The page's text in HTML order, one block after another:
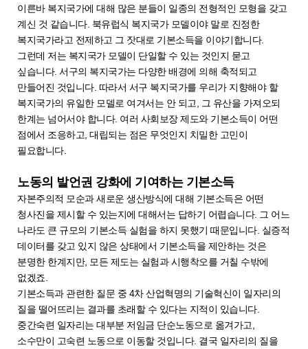
이른바 복지국가에 대해 많은 분들이 일종의 전형적인 모형을 갖고
계신 것 같습니다. 북유럽식 복지국가 모델이야 말로 진정한
복지국가라고 전제하고 그 잣대로 기본소득을 이야기합니다.
그런데 저는 복지국가 모델이 단일할 수 있는 것인지 묻고
싶습니다. 서구의 복지국가는 다양한 배경에 의해 축적되고
만들어진 것입니다. 따라서 서구 복지국가를 우리가 지향해야 할
복지국가의 유일한 모델로 여겨서는 안 되고, 그 유산을 가져오되
한계는 넘어서야 합니다. 여러 사회보장 제도와 기본소득이 어떤
점에서 조응하고, 대립되는 점은 무엇인지 치밀한 고민이
필요합니다.
노동의 발언권 강화에 기여하는 기본소득
자본주의적 모순과 새로운 생산방식에 대해 기본소득은 어떤
청사진을 제시할 수 있는지에 대해서는 답하기 어렵습니다. 그 어느
나라도 큰 규모의 기본소득 실험을 하지 못했기 때문입니다. 실증적
데이터를 갖고 있지 않은 상태에서 기본소득을 제안하는 것은
분명한 한계지만, 모든 제도는 실험과 시행착오를 거칠 수밖에
없겠죠.
기본소득과 관련한 질문 중 4차 산업혁명의 기술혁신이 일자리의
질을 떨어뜨리는 결과를 초래할 수 있다는 지적이 있습니다.
중간숙련 일자리는 대부분 저임금 단순노동으로 옮겨가고,
소수만이 고숙련 노동으로 이동할 것입니다. 결국 일자리의 질을